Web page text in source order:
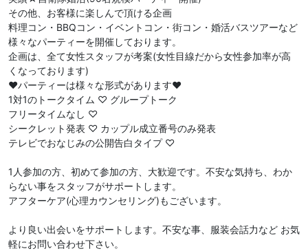
その他、お客様に楽しんで頂ける企画
料理コン・BBQコン・イベントコン・街コン・婚活バスツアーなど
様々なパーティーを開催しております。
企画は、全て女性スタッフが考案(女性目線だから女性参加率が高
くなっております)
❤︎パーティーは様々な形式があります❤︎
1対1のトークタイム ♡ グループトーク
フリータイムなし ♡
シークレット発表 ♡ カップル成立番号のみ発表
テレビでおなじみの公開告白タイプ ♡
1人参加の方、初めて参加の方、大歓迎です。不安な気持ち、わか
らない事をスタッフがサポートします。
アフターケア(心理カウンセリング)もございます。
より良い出会いをサポートします。不安な事、服装会話力など お気
軽にお問い合わせ下さい。